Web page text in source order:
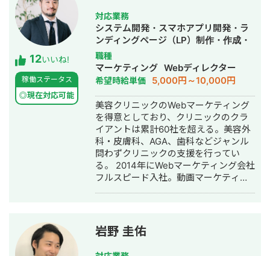
12いいね!
稼働ステータス
◎現在対応可能
対応業務
システム開発・スマホアプリ開発・ラ
ンディングページ（LP）制作・作成・
Youtubeチャンネル運営代行・立ち上
げ・ECサイト構築・ネットショップ作
成代行・SEO対策・新規事業立上・
SNS運用代行・記事作成代行・ライテ
ィング・ホームページ制作・作成・バ
ナー制作・デザイン・ロゴデザイン・
作成・リスティング広告運用代行・オ
ウンドメディア制作・構築・運用代
行・動画制作・動画編集・営業代行
職種
マーケティング Webディレクター
希望時給単価 5,000円～10,000円
美容クリニックのWebマーケティング
を得意としており、クリニックのクラ
イアントは累計60社を超える。美容外
科・皮膚科、AGA、歯科などジャンル
問わずクリニックの支援を行ってい
る。 2014年にWebマーケティング会社
フルスピード入社。動画マーケティン
独立。 独立後はフリーランスとなり、
フロントエンドエンジニア兼総合Web
マーケターとして活動。現在はWebコ
岩野 圭佑